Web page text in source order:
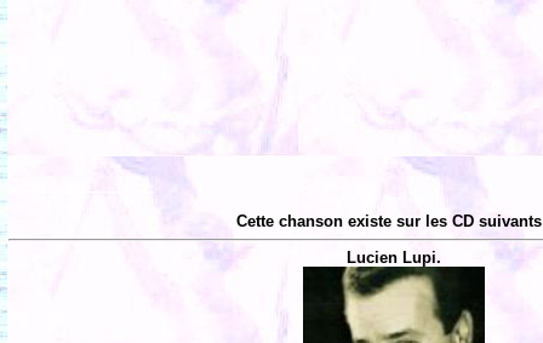
Cette chanson existe sur les CD
Lucien Lupi.